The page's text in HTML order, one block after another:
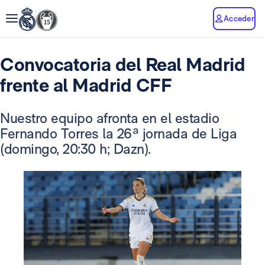
Acceder
Convocatoria del Real Madrid
frente al Madrid CFF
Nuestro equipo afronta en el estadio
Fernando Torres la 26ª jornada de Liga
(domingo, 20:30 h; Dazn).